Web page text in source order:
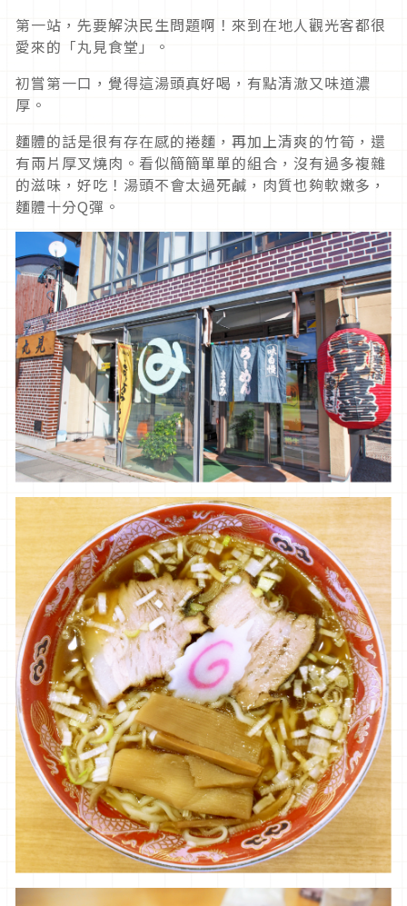
第一站，先要解決民生問題啊！來到在地人觀光客都很
愛來的「丸見食堂」。
初嘗第一口，覺得這湯頭真好喝，有點清澈又味道濃
厚。
麵體的話是很有存在感的捲麵，再加上清爽的竹筍，還
有兩片厚叉燒肉。看似簡簡單單的組合，沒有過多複雜
的滋味，好吃！湯頭不會太過死鹹，肉質也夠軟嫩多，
麵體十分Q彈。